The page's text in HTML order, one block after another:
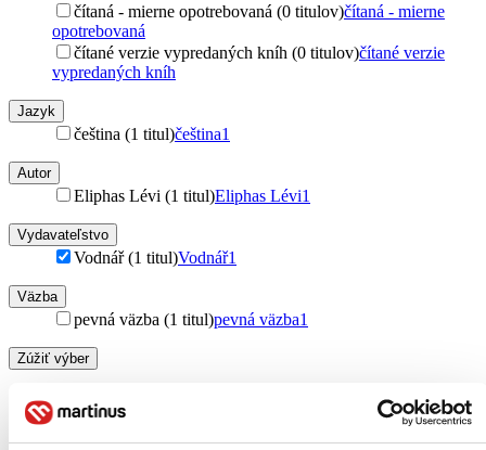
čítaná - mierne opotrebovaná (0 titulov)čítaná - mierne
opotrebovaná
čítané verzie vypredaných kníh (0 titulov)čítané verzie
vypredaných kníh
Jazyk
čeština (1 titul)čeština1
Autor
Eliphas Lévi (1 titul)Eliphas Lévi1
Vydavateľstvo
Vodnář (1 titul)Vodnář1
Väzba
pevná väzba (1 titul)pevná väzba1
Zúžiť výber
Zoradiť